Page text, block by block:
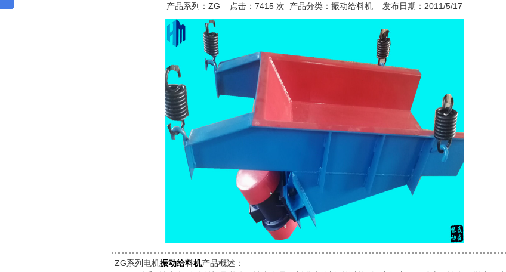
产品系列：ZG 点击： 7415 次 产品分类：振动给料机 发布日期：2011/5/17
ZG系列电机振动给料机产品概述：